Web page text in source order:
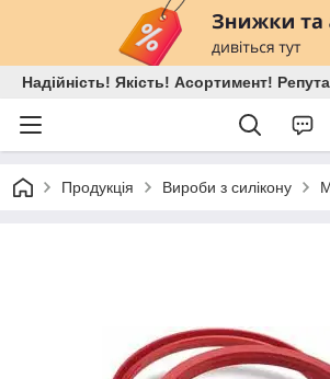
Надійність! Якість! Асортимент!
Продукція Вироби з силікону